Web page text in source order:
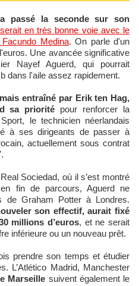
en très bonne voie avec le
Medina. On parle d'un
Une avancée significative
Nayef Aguerd, qui pourrait
dans l'aile assez rapidement.
entraîné par Erik ten Hag,
sa priorité pour renforcer la
le technicien néerlandais
à ses dirigeants de passer à
actuellement sous contrat
Sociedad, où il s’est montré
fin de parcours, Aguerd ne
de Graham Potter à Londres.
son effectif, aurait fixé
millions d’euros, et ne serait
inférieure ou un nouveau prêt.
prendre son temps et étudier
L’Atlético Madrid, Manchester
Marseille suivent également le